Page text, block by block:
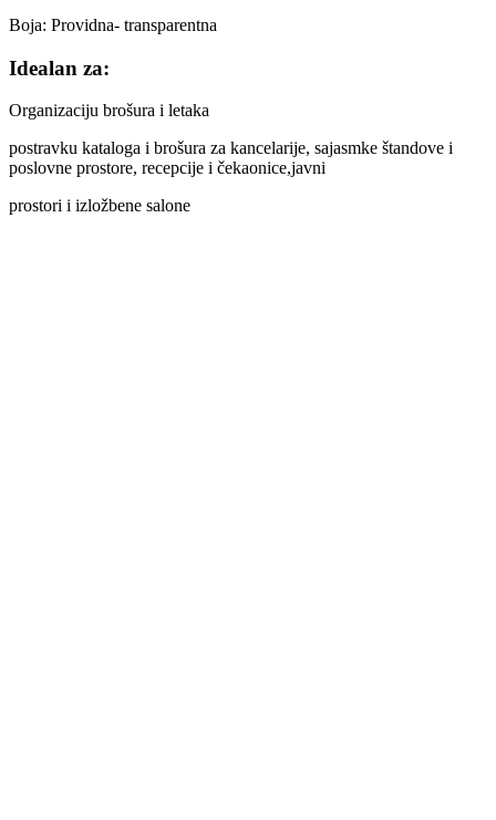
Boja: Providna- transparentna
Idealan za:
Organizaciju brošura i letaka
postravku kataloga i brošura za kancelarije, sajasmke štandove i
poslovne prostore, recepcije i čekaonice,javni
prostori i izložbene salone